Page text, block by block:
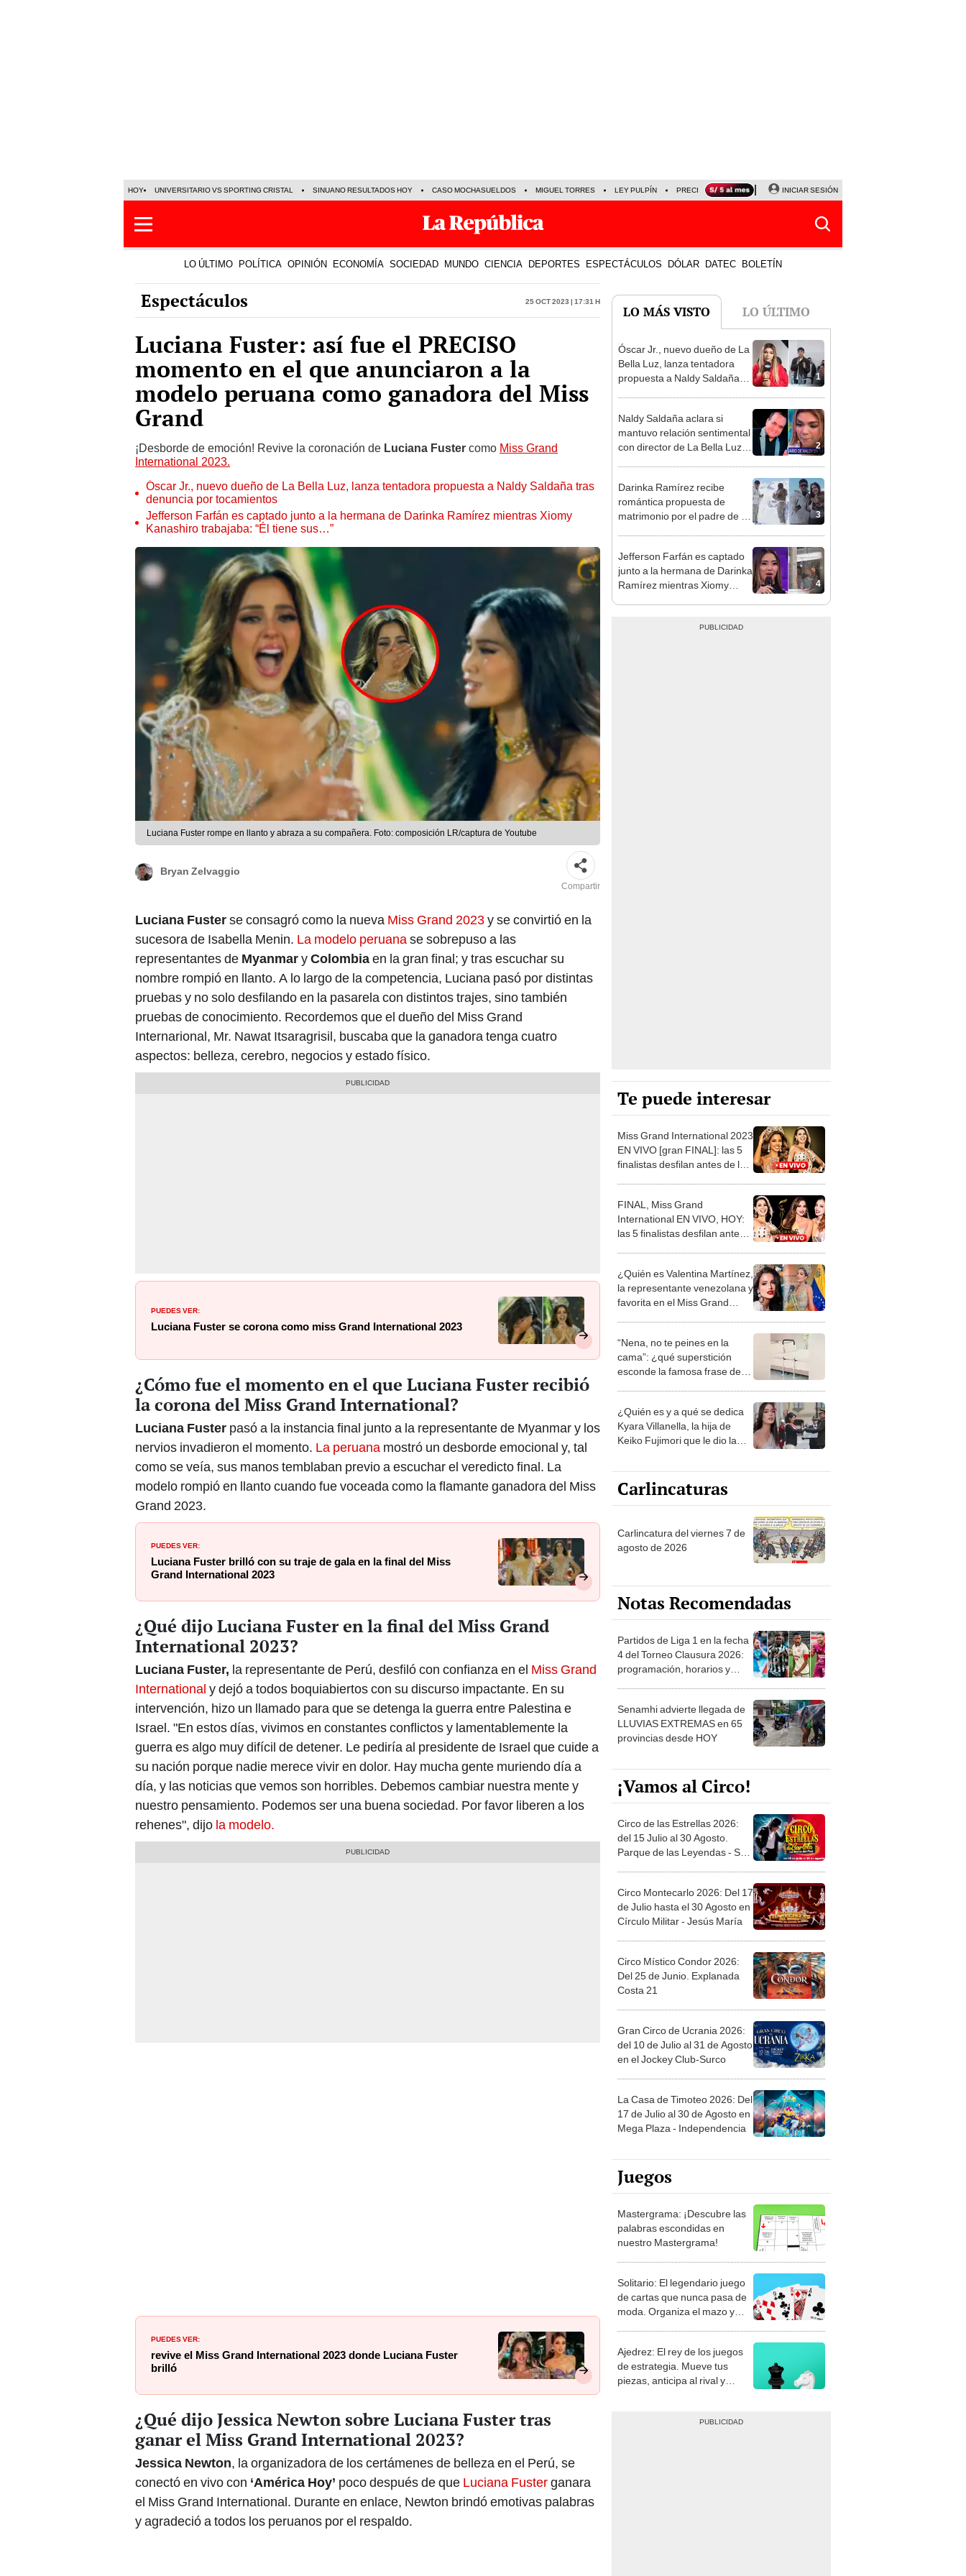
HOY UNIVERSITARIO VS SPORTING CRISTAL SINUANO RESULTADOS HOY CASO MOCHASUELDOS MIGUEL TORRES LEY PULPÍN PRECIO DEL DÓLAR CORTE DE LUZ VIERNES 7 DE AGOSTO
INICIAR SESIÓN
LO ÚLTIMO POLÍTICA OPINIÓN ECONOMÍA SOCIEDAD MUNDO CIENCIA DEPORTES ESPECTÁCULOS DÓLAR DATEC BOLETÍN
Espectáculos 25 Oct 2023 | 17:31 h
Luciana Fuster: así fue el PRECISO
momento en el que anunciaron a la
modelo peruana como ganadora del Miss
Grand
¡Desborde de emoción! Revive la coronación de Luciana Fuster como Miss Grand
International 2023.
Óscar Jr., nuevo dueño de La Bella Luz, lanza tentadora propuesta a Naldy Saldaña tras
denuncia por tocamientos
Jefferson Farfán es captado junto a la hermana de Darinka Ramírez mientras Xiomy
Kanashiro trabajaba: “Él tiene sus…”
Luciana Fuster rompe en llanto y abraza a su compañera. Foto: composición LR/captura de Youtube
Bryan Zelvaggio
Compartir
Luciana Fusterse consagró como la nueva Miss Grand 2023y se convirtió en la
sucesora de Isabella Menin. La modelo peruanase sobrepuso a las
representantes de MyanmaryColombiaen la gran final; y tras escuchar su
nombre rompió en llanto. A lo largo de la competencia, Luciana pasó por distintas
pruebas y no solo desfilando en la pasarela con distintos trajes, sino también
pruebas de conocimiento. Recordemos que el dueño del Miss Grand
Internarional, Mr. Nawat Itsaragrisil, buscaba que la ganadora tenga cuatro
aspectos: belleza, cerebro, negocios y estado físico.
PUEDES VER:
Luciana Fuster se corona como miss Grand International 2023
¿Cómo fue el momento en el que Luciana Fuster recibió
la corona del Miss Grand International?
Luciana Fuster pasó a la instancia final junto a la representante de Myanmar y los
nervios invadieron el momento. La peruana mostró un desborde emocional y, tal
como se veía, sus manos temblaban previo a escuchar el veredicto final. La
modelo rompió en llanto cuando fue voceada como la flamante ganadora del Miss
Grand 2023.
PUEDES VER:
Luciana Fuster brilló con su traje de gala en la final del Miss
Grand International 2023
¿Qué dijo Luciana Fuster en la final del Miss Grand
International 2023?
Luciana Fuster, la representante de Perú, desfiló con confianza en el Miss Grand
International y dejó a todos boquiabiertos con su discurso impactante. En su
intervención, hizo un llamado para que se detenga la guerra entre Palestina e
Israel. "En estos días, vivimos en constantes conflictos y lamentablemente la
guerra es algo muy difícil de detener. Le pediría al presidente de Israel que cuide a
su nación porque nadie merece vivir en dolor. Hay mucha gente muriendo día a
día, y las noticias que vemos son horribles. Debemos cambiar nuestra mente y
nuestro pensamiento. Podemos ser una buena sociedad. Por favor liberen a los
rehenes", dijo la modelo.
PUEDES VER:
revive el Miss Grand International 2023 donde Luciana Fuster
brilló
¿Qué dijo Jessica Newton sobre Luciana Fuster tras
ganar el Miss Grand International 2023?
Jessica Newton, la organizadora de los certámenes de belleza en el Perú, se
conectó en vivo con ‘América Hoy’ poco después de que Luciana Fusterganara
el Miss Grand International. Durante en enlace, Newton brindó emotivas palabras
y agradeció a todos los peruanos por el respaldo.
LO MÁS VISTO LO ÚLTIMO
1
Óscar Jr., nuevo dueño de La
Bella Luz, lanza tentadora
propuesta a Naldy Saldaña
tipo de ley”
2
Naldy Saldaña aclara si
mantuvo relación sentimental
con director de La Bella Luz
bajo”
3
Darinka Ramírez recibe
romántica propuesta de
matrimonio por el padre de su
4
Jefferson Farfán es captado
junto a la hermana de Darinka
Ramírez mientras Xiomy
Te puede interesar
Miss Grand International 2023
EN VIVO [gran FINAL]: las 5
finalistas desfilan antes de la
FINAL, Miss Grand
International EN VIVO, HOY:
las 5 finalistas desfilan antes
¿Quién es Valentina Martínez,
la representante venezolana y
favorita en el Miss Grand
“Nena, no te peines en la
cama”: ¿qué superstición
esconde la famosa frase de
¿Quién es y a qué se dedica
Kyara Villanella, la hija de
Keiko Fujimori que le dio la
Carlincaturas
Carlincatura del viernes 7 de
agosto de 2026
Notas Recomendadas
Partidos de Liga 1 en la fecha
4 del Torneo Clausura 2026:
programación, horarios y
Senamhi advierte llegada de
LLUVIAS EXTREMAS en 65
provincias desde HOY
¡Vamos al Circo!
Circo de las Estrellas 2026:
del 15 Julio al 30 Agosto.
Parque de las Leyendas - San
Circo Montecarlo 2026: Del 17
de Julio hasta el 30 Agosto en
Círculo Militar - Jesús María
Circo Místico Condor 2026:
Del 25 de Junio. Explanada
Costa 21
Gran Circo de Ucrania 2026:
del 10 de Julio al 31 de Agosto
en el Jockey Club-Surco
La Casa de Timoteo 2026: Del
17 de Julio al 30 de Agosto en
Mega Plaza - Independencia
Juegos
Mastergrama: ¡Descubre las
palabras escondidas en
nuestro Mastergrama!
Solitario: El legendario juego
de cartas que nunca pasa de
moda. Organiza el mazo y
Ajedrez: El rey de los juegos
de estrategia. Mueve tus
piezas, anticipa al rival y